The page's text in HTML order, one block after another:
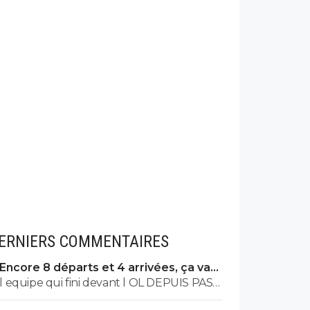
COMMENTAIRES
Encore 8 départs et 4 arrivées, ça va
valser à l'OL
l equipe qui fini devant l OL DEPUIS PAS
MAL DE TPS? lol. t es tro malin toi